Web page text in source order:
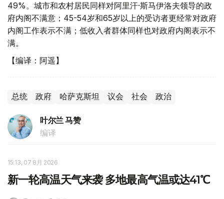
49%。城市和农村居民同样对阿里汗·斯马伊洛夫领导的政
府内阁不满意；45-54岁和65岁以上的受访者更经常对政府
内阁工作表示不满；低收入者群体同样也对政府内阁表示不
满。
【编译：阿遥】
总统 政府 哈萨克斯坦 议会 社会 政治
叶尔兰 马赞
编译
15:13, 07 8月 2026
新一轮高温天气来袭 多地最高气温或达41℃